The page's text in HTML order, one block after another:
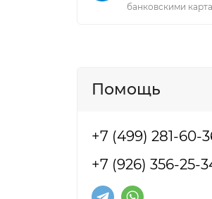
банковскими
Помощь
+7 (499) 281-60-
+7 (926) 356-25-